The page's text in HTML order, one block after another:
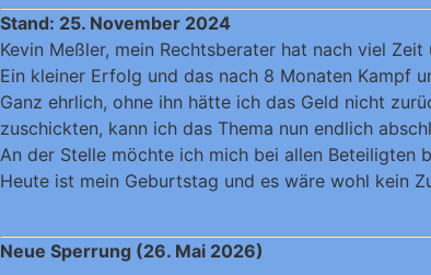
Stand: 25. November 2024
Kevin Meßler, mein Rechtsberater hat nach viel
Ein kleiner Erfolg und das nach 8 Monaten Kampf
Ganz ehrlich, ohne ihn hätte ich das Geld nicht
zuschickten, kann ich das Thema nun endlich
An der Stelle möchte ich mich bei allen Beteiligten
Heute ist mein Geburtstag und es wäre wohl kein
Neue Sperrung (26. Mai 2026)